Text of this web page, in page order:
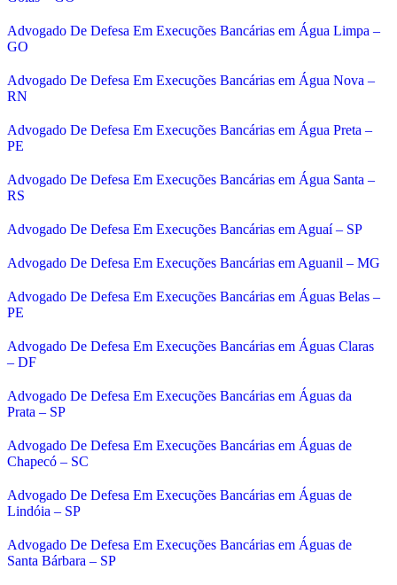
Advogado De Defesa Em Execuções Bancárias em Água Limpa –
GO
Advogado De Defesa Em Execuções Bancárias em Água Nova –
RN
Advogado De Defesa Em Execuções Bancárias em Água Preta –
PE
Advogado De Defesa Em Execuções Bancárias em Água Santa –
RS
Advogado De Defesa Em Execuções Bancárias em Aguaí – SP
Advogado De Defesa Em Execuções Bancárias em Aguanil – MG
Advogado De Defesa Em Execuções Bancárias em Águas Belas –
PE
Advogado De Defesa Em Execuções Bancárias em Águas Claras
– DF
Advogado De Defesa Em Execuções Bancárias em Águas da
Prata – SP
Advogado De Defesa Em Execuções Bancárias em Águas de
Chapecó – SC
Advogado De Defesa Em Execuções Bancárias em Águas de
Lindóia – SP
Advogado De Defesa Em Execuções Bancárias em Águas de
Santa Bárbara – SP